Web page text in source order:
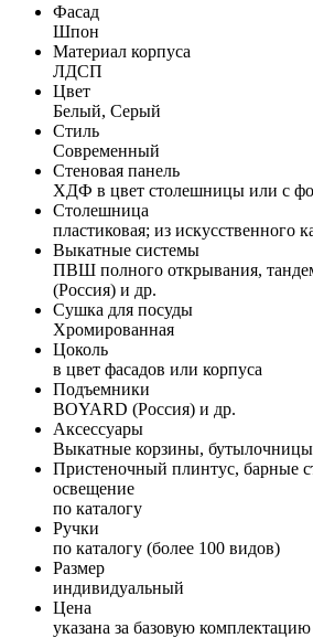
Фасад
Шпон
Материал корпуса
ЛДСП
Цвет
Белый, Серый
Стиль
Современный
Стеновая панель
ХДФ в цвет столешницы или с
Столешница
пластиковая; из искусственного
Выкатные системы
ПВШ полного открывания,
(Россия) и др.
Сушка для посуды
Хромированная
Цоколь
в цвет фасадов или корпуса
Подъемники
BOYARD (Россия) и др.
Аксессуары
Выкатные корзины,
Пристеночный плинтус, барные
освещение
по каталогу
Ручки
по каталогу (более 100 видов)
Размер
индивидуальный
Цена
указана за базовую комплектацию